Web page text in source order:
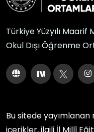
Türkiye Yüzyılı Maarif
Okul Dışı Öğrenme
Bu sitede